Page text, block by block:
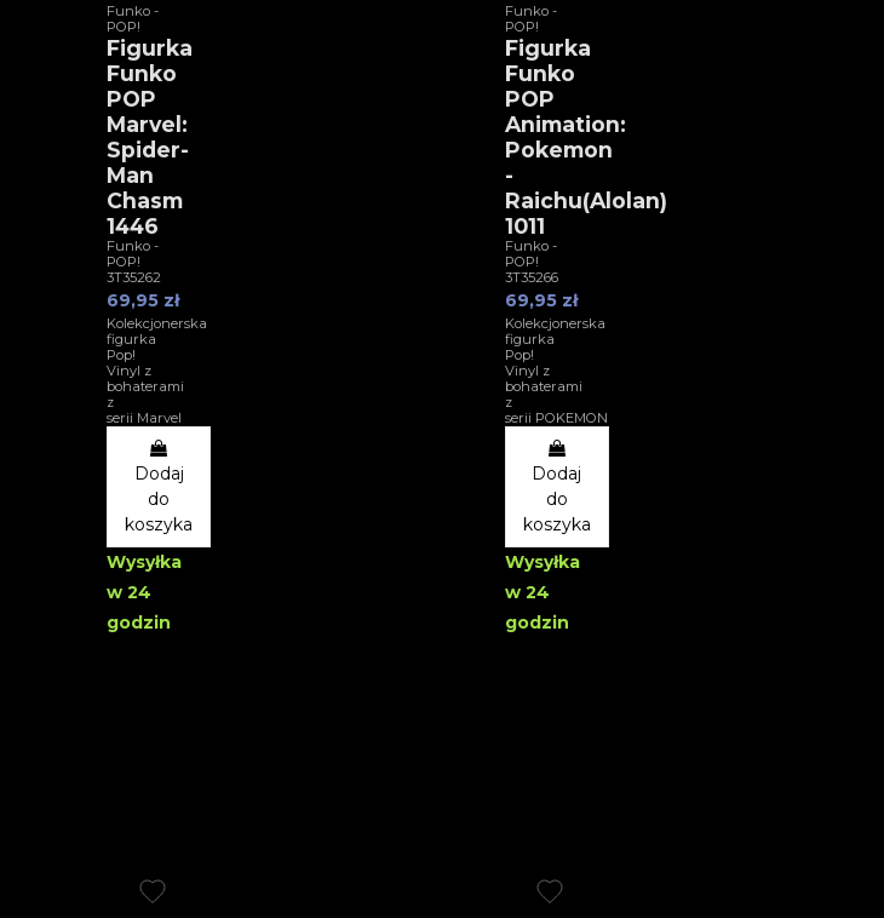
Funko -
POP!
Figurka
Funko
POP
Marvel:
Spider-
Man
Chasm
1446
Funko -
POP!
3T35262
69,95 zł
Kolekcjonerska
figurka
Pop!
Vinyl z
bohaterami
z
serii Marvel
Dodaj
do
koszyka
Wysyłka
w 24
godzin
Funko -
POP!
Figurka
Funko
POP
Animation:
Pokemon
-
Raichu(Alolan)
1011
Funko -
POP!
3T35266
69,95 zł
Kolekcjonerska
figurka
Pop!
Vinyl z
bohaterami
z
serii POKEMON
Dodaj
do
koszyka
Wysyłka
w 24
godzin